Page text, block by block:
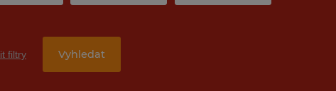
filtry Vyhledat